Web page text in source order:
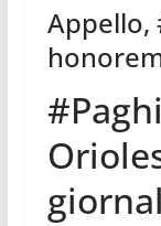
Appello,